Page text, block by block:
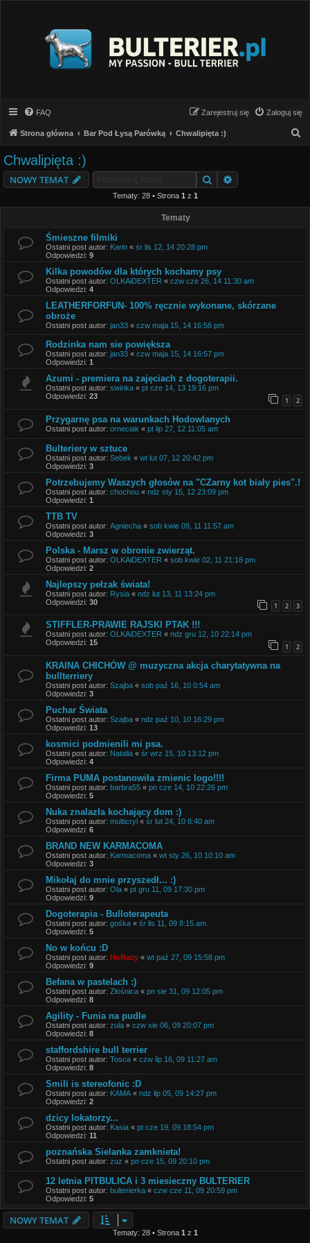
FAQ Zaloguj się
Zarejestruj się
Strona główna Bar Pod Łysą Parówką Chwalipięta :)
Chwalipięta :)
NOWY TEMAT Szukaj
Tematy: 28 • Strona 1 z 1
Tematy
Śmieszne filmiki
Ostatni post autor: Karin « śr lis 12, 14 20:28 pm
Odpowiedzi: 9
Kilka powodów dla których kochamy psy
Ostatni post autor: OLKAiDEXTER « czw cze 26, 14 11:30 am
Odpowiedzi: 4
LEATHERFORFUN- 100% ręcznie wykonane, skórzane
obroże
Ostatni post autor: jan33 « czw maja 15, 14 16:58 pm
Rodzinka nam sie powiększa
Ostatni post autor: jan33 « czw maja 15, 14 16:57 pm
Odpowiedzi: 1
Azumi - premiera na zajęciach z dogoterapii.
Ostatni post autor: swinka « pt cze 14, 13 19:16 pm
Odpowiedzi: 23 1 2
Przygarnę psa na warunkach Hodowlanych
Ostatni post autor: orneciak « pt lip 27, 12 11:05 am
Bulteriery w sztuce
Ostatni post autor: Sebek « wt lut 07, 12 20:42 pm
Odpowiedzi: 3
Potrzebujemy Waszych głosów na "CZarny kot biały pies".!
Ostatni post autor: chochou « ndz sty 15, 12 23:09 pm
Odpowiedzi: 1
TTB TV
Ostatni post autor: Agniecha « sob kwie 09, 11 11:57 am
Odpowiedzi: 3
Polska - Marsz w obronie zwierząt.
Ostatni post autor: OLKAiDEXTER « sob kwie 02, 11 21:18 pm
Odpowiedzi: 2
Najlepszy pełzak świata!
Ostatni post autor: Rysia « ndz lut 13, 11 13:24 pm
Odpowiedzi: 30 1 2 3
STIFFLER-PRAWIE RAJSKI PTAK !!!
Ostatni post autor: OLKAiDEXTER « ndz gru 12, 10 22:14 pm
Odpowiedzi: 15 1 2
KRAINA CHICHÓW @ muzyczna akcja charytatywna na
bullterriery
Ostatni post autor: Szajba « sob paź 16, 10 0:54 am
Odpowiedzi: 3
Puchar Świata
Ostatni post autor: Szajba « ndz paź 10, 10 16:29 pm
Odpowiedzi: 13
kosmici podmienili mi psa.
Ostatni post autor: Natalia « śr wrz 15, 10 13:12 pm
Odpowiedzi: 4
Firma PUMA postanowiła zmienic logo!!!!
Ostatni post autor: barbra55 « pn cze 14, 10 22:26 pm
Odpowiedzi: 5
Nuka znalazła kochający dom :)
Ostatni post autor: multicryl « śr lut 24, 10 8:40 am
Odpowiedzi: 6
BRAND NEW KARMACOMA
Ostatni post autor: Karmacoma « wt sty 26, 10 10:10 am
Odpowiedzi: 3
Mikołaj do mnie przyszedł... :)
Ostatni post autor: Ola « pt gru 11, 09 17:30 pm
Odpowiedzi: 9
Dogoterapia - Bulloterapeuta
Ostatni post autor: gośka « śr lis 11, 09 8:15 am
Odpowiedzi: 5
No w końcu :D
Ostatni post autor: HoRacy « wt paź 27, 09 15:58 pm
Odpowiedzi: 9
Befana w pastelach :)
Ostatni post autor: Złośnica « pn sie 31, 09 12:05 pm
Odpowiedzi: 8
Agility - Funia na pudle
Ostatni post autor: zula « czw sie 06, 09 20:07 pm
Odpowiedzi: 8
staffordshire bull terrier
Ostatni post autor: Tosca « czw lip 16, 09 11:27 am
Odpowiedzi: 8
Smili is stereofonic :D
Ostatni post autor: KAMA « ndz lip 05, 09 14:27 pm
Odpowiedzi: 2
dzicy lokatorzy...
Ostatni post autor: Kasia « pt cze 19, 09 18:54 pm
Odpowiedzi: 11
poznańska Sielanka zamknieta!
Ostatni post autor: zuz « pn cze 15, 09 20:10 pm
12 letnia PITBULICA i 3 miesieczny BULTERIER
Ostatni post autor: bulterierka « czw cze 11, 09 20:59 pm
Odpowiedzi: 5
NOWY TEMAT
Tematy: 28 • Strona 1 z 1